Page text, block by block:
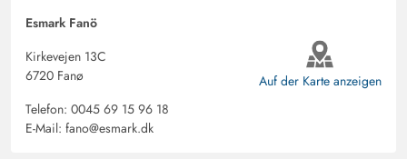
Esmark Fanö
Kirkevejen 13C
6720 Fanø
Telefon: 0045 69 15 96 18
E-Mail: fano@esmark.dk
Auf der Karte anzeigen